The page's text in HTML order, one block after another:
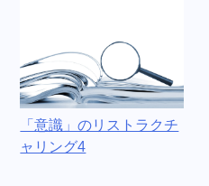
「意識」のリストラクチ
ャリング4